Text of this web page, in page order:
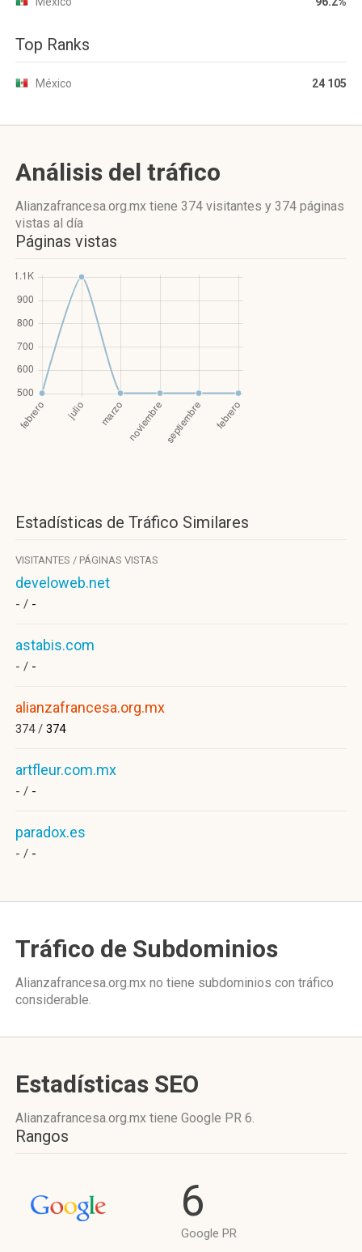
Top Ranks
México 24 105
Análisis del tráfico
Alianzafrancesa.org.mx tiene 374 visitantes y 374 páginas
vistas al día
Páginas vistas
Estadísticas de Tráfico Similares
VISITANTES / PÁGINAS VISTAS
develoweb.net
- / -
astabis.com
- / -
alianzafrancesa.org.mx
374 / 374
artfleur.com.mx
- / -
paradox.es
- / -
Tráfico de Subdominios
Alianzafrancesa.org.mx no tiene subdominios con tráfico
considerable.
Estadísticas SEO
Alianzafrancesa.org.mx tiene Google PR 6.
Rangos
6
Google PR